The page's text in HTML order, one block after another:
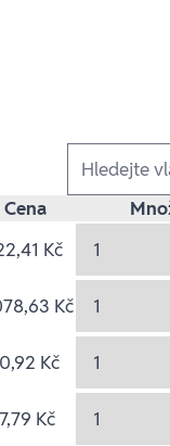
Cena
Kč
Kč
Kč
Kč